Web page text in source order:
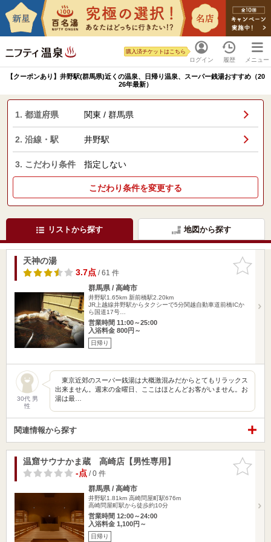
ログイン
購入済チケットはこちら
履歴 メニュー
【クーポンあり】井野駅(群馬県)近くの温泉、日帰り温泉、スーパー銭湯おすすめ（20
26年最新）
1. 都道府県 関東 / 群馬県
2. 沿線・駅 井野駅
3. こだわり条件 指定しない
こだわり条件を変更する
リストから探す 地図から探す
お気に入
りに追加
天神の湯
3.7点/ 61 件
群馬県 / 高崎市
井野駅1.65km 新前橋駅2.20km
JR上越線井野駅からタクシーで5分関越自動車道前橋ICか
ら国道17号…
営業時間 11:00～25:00
入浴料金 800円～
日帰り
30代 男
性
東京近郊のスーパー銭湯は大概激混みだからとてもリラックス
出来ません。週末の金曜日、ここはほとんどお客がいません。お
湯は最…
関連情報から探す
お気に入
りに追加
温窟サウナかま蔵 高崎店【男性専用】
-点/ 0 件
群馬県 / 高崎市
井野駅1.81km 高崎問屋町駅676m
高崎問屋町駅から徒歩約10分
営業時間 12:00～24:00
入浴料金 1,100円～
日帰り